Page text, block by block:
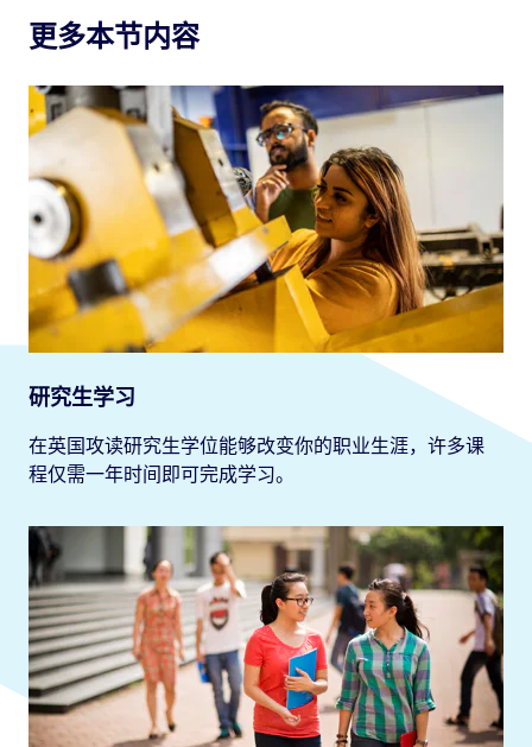
全日制学士学位通常需要三年时间完成学习。许多
习，或者通过更为灵活的时间安排进行学习。如果
你需要签证以便前往英国留学，你应确认你的在留
资格是否允许你兼职学习课程。
你需要知晓的一点是，许多苏格兰大学都提供一个
称为苏格兰文学硕士(MA)的人文或社会科学本科学
位。攻读该学位时花费三年时间可获得普通学位，
而花费四年时间可获得荣誉学位。该学位不应与研
究生硕士课程相混淆，后者通常在一到两年内完成
学习。
基础学位等同于荣誉学位的前两年学习可获得的学
位。它通常包含学业学习以及在用人单位通过工作
进行学习的过程。
高等教育文凭
高等教育文凭，简称“DipHE”课程，可涉及到学业学
习，但主要与特定工作、职业或专业产生联系，如
护理或社会工作等。它们通常等同于学士学位的前
两年学习可获得的文凭。
国家高级毕业文凭(HND)
国家高级毕业文凭通常含有职业或专业要素。它等
同于大学前两年课程学习可获得的文凭。
高等教育证书(CertHE)
或者着重于学业学习。CertHE等同于全日制荣誉学
位的第一年学习可获得的学历。在课程结束后，你
可以选择继续攻读基础学位、DipHE或全日制荣誉学
位。它还可帮助你改变职业或在目前的职业生涯当
中获得进步。
英国大学可能使用以下术语描述高等教育的不同等
级：
4级或证书(C) – 为期一年的本科学习
5级或中等(I) – 为期两年的学习
6级或荣誉(H) – 为期三到四年的学习。
如果你学习了三到四年的全日制课程，你在毕业时
只能成为6级或荣誉级别的毕业生--这一般来说属于
学士学位（文学学士或理学学士）课程。
你还可以选择短期本科课程以便更快获得学历。此
外，你可能还会发现这是一个更加物有所值的学习
方式，因为你可在花费更少的生活成本的情况下收
着你可以构建起个性化的课程安排，从不同的学科
领域选择模块或学习单元进行学习。例如，如果你
学的模块、一个有关儿童文学的模块以及一个有关
短篇故事的模块。
如果你对多个学科感兴趣，你可以将不同学科的课
程组合进行学习，例如英国文学和心理学。你通常
可以自行决定在每个学科上面花费多少时间。“联合
学科”意味着花费均等的时间学习两个学科，而“大
小学科”则意味着两个学科花费的学习时间通常约为
75%对25%的比例。
更多本节内容
研究生学习
在英国攻读研究生学位能够改变你的职业生涯，许多课
程仅需一年时间即可完成学习。